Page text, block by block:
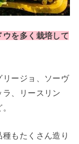
を多く栽培して
リージョ、ソーヴ
ラ、リースリン
もたくさん造り